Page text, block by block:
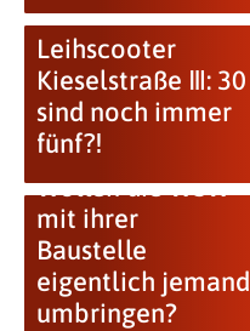
Leihscooter
Kieselstraße Ⅲ: 30
sind noch immer
fünf⁈
Wollen die WSW
mit ihrer
Baustelle
eigentlich jemand
umbringen?